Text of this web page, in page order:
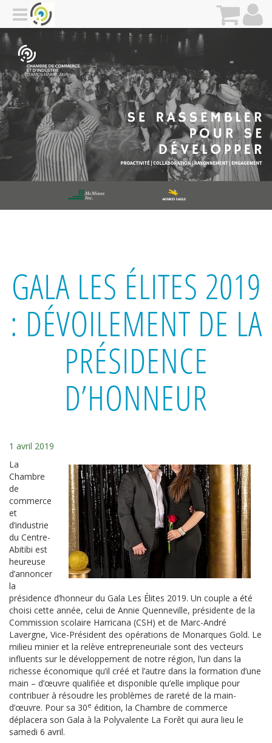
GALA LES ÉLITES 2019
: DÉVOILEMENT DE LA
PRÉSIDENCE
D’HONNEUR
1 avril 2019
La
Chambre
de
commerce
et
d’industrie
du Centre-
Abitibi est
heureuse
d’annoncer
la
présidence d’honneur du Gala Les Élites 2019. Un couple a été
choisi cette année, celui de Annie Quenneville, présidente de la
Commission scolaire Harricana (CSH) et de Marc-André
Lavergne, Vice-Président des opérations de Monarques Gold. Le
milieu minier et la relève entrepreneuriale sont des vecteurs
influents sur le développement de notre région, l’un dans la
richesse économique qu’il créé et l’autre dans la formation d’une
main – d’œuvre qualifiée et disponible qu’elle implique pour
contribuer à résoudre les problèmes de rareté de la main-
d’œuvre. Pour sa 30e édition, la Chambre de commerce
déplacera son Gala à la Polyvalente La Forêt qui aura lieu le
samedi 6 avril.